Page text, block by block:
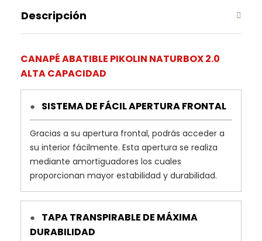
Descripción
CANAPÉ ABATIBLE PIKOLIN NATURBOX 2.0
ALTA CAPACIDAD
● SISTEMA DE FÁCIL APERTURA FRONTAL
Gracias a su apertura frontal, podrás acceder a
su interior fácilmente. Esta apertura se realiza
mediante amortiguadores los cuales
proporcionan mayor estabilidad y durabilidad.
●
TAPA TRANSPIRABLE DE MÁXIMA
DURABILIDAD